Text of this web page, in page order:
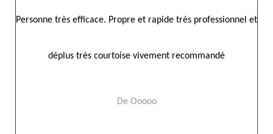
Personne très efficace. Propre et rapide très professionnel et
déplus très courtoise vivement recommandé
De Ooooo